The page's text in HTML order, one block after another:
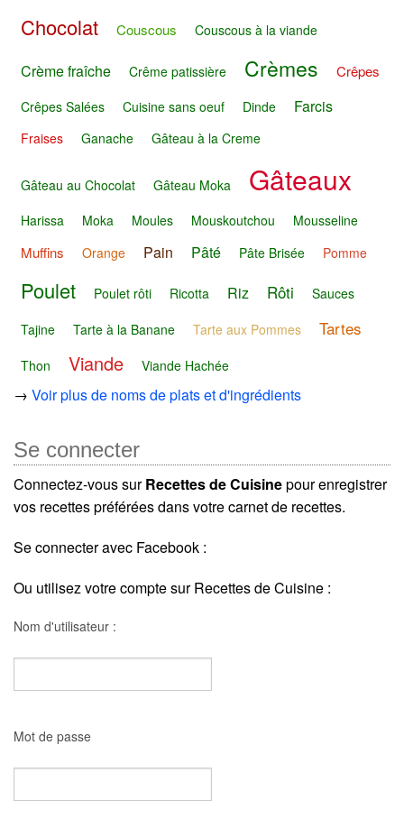
Chocolat Couscous Couscous à la viande
Crème fraîche Crême patissière Crèmes Crêpes
Crêpes Salées Cuisine sans oeuf Dinde Farcis
Fraises Ganache Gâteau à la Creme
Gâteau au Chocolat Gâteau Moka Gâteaux
Harissa Moka Moules Mouskoutchou Mousseline
Muffins Orange Pain Pâté Pâte Brisée Pomme
Poulet Poulet rôti Ricotta Riz Rôti
Sauces
Tajine
Tarte à la Banane Tarte aux Pommes Tartes
Thon Viande Viande Hachée
→ Voir plus de noms de plats et d'ingrédients
Se connecter
Connectez-vous surRecettes de Cuisinepour enregistrer
vos recettes préférées dans votre carnet de recettes.
Se connecter avec Facebook :
Ou utilisez votre compte sur Recettes de Cuisine :
Nom d'utilisateur :
Mot de passe